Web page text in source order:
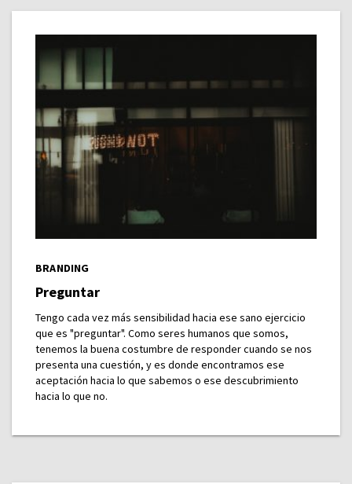
BRANDING
Preguntar
Tengo cada vez más sensibilidad hacia ese sano ejercicio
que es "preguntar". Como seres humanos que somos,
tenemos la buena costumbre de responder cuando se nos
presenta una cuestión, y es donde encontramos ese
aceptación hacia lo que sabemos o ese descubrimiento
hacia lo que no.